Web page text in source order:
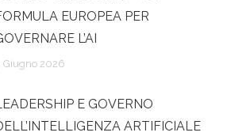
EUROPEA PER
L’AI
Giugno 2026
E GOVERNO
ARTIFICIALE